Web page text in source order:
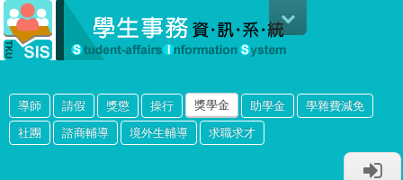
導師 請假 獎懲 操行 獎學金 助學金
學雜費減免
社團
諮商輔導 境外生輔導 求職求才